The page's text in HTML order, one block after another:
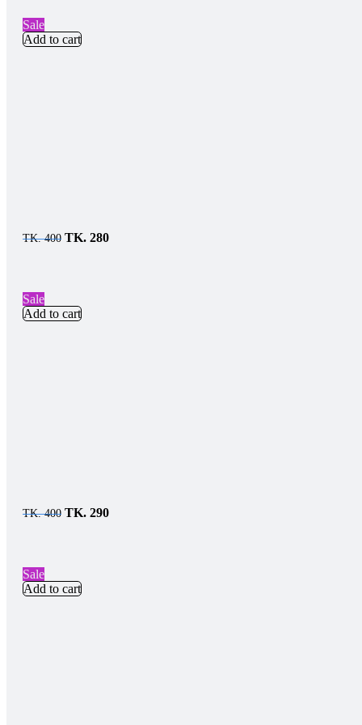
Sale
Add to cart
TK.400 TK. 280
Sale
Add to cart
TK.400 TK. 290
Sale
Add to cart